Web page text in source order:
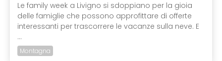
Le family week a Livigno si sdoppiano per la gioia
delle famiglie che possono approfittare di offerte
interessanti per trascorrere le vacanze sulla neve. E
...
Montagna